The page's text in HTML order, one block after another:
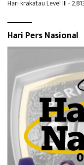
Hari krakatau Level III-
Hari Pers Nasional